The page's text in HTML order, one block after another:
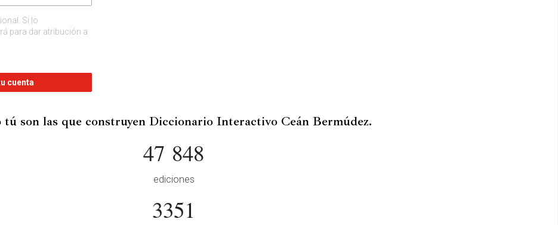
Si lo
para dar atribución a
cuenta
tú son las que construyen Diccionario Interactivo Ceán Bermúdez.
47 848
ediciones
3351